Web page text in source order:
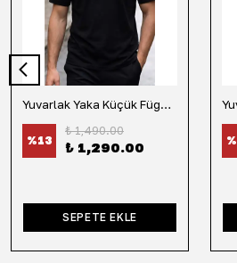
Yuvarlak Yaka Küçük Fügür Detaylı Tişört-Siyah
%13
₺ 1,490.00
₺ 1,290.00
SEPETE EKLE
%